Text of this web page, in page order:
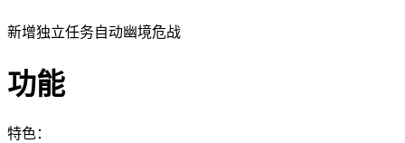
新增独立任务自动幽境危战
功能
特色：